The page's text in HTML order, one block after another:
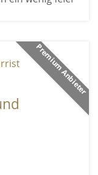
Premium Anbieter